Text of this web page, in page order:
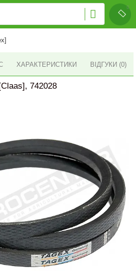
ХАРАКТЕРИСТИКИ ВІДГУКИ (0)
742028